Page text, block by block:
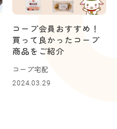
コープ会員おすすめ！
買って良かったコープ
商品をご紹介
コープ宅配
2024.03.29